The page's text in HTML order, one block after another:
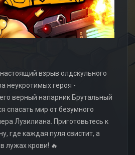
настоящий взрыв олдскульного
неукротимых героя -
верный напарник Брутальный
спасать мир от безумного
Лузилиана. Приготовьтесь к
где каждая пуля свистит, а
лужах крови! 🔥